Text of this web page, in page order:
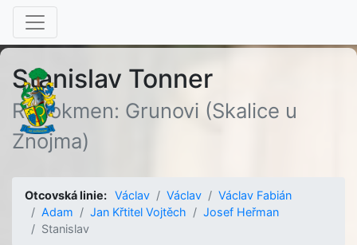
Stanislav Tonner
Rodokmen: Grunovi (Skalice u
Znojma)
Otcovská linie: Václav Václav
Václav Fabián
Adam
Jan Křtitel Vojtěch
Josef Heřman
Stanislav